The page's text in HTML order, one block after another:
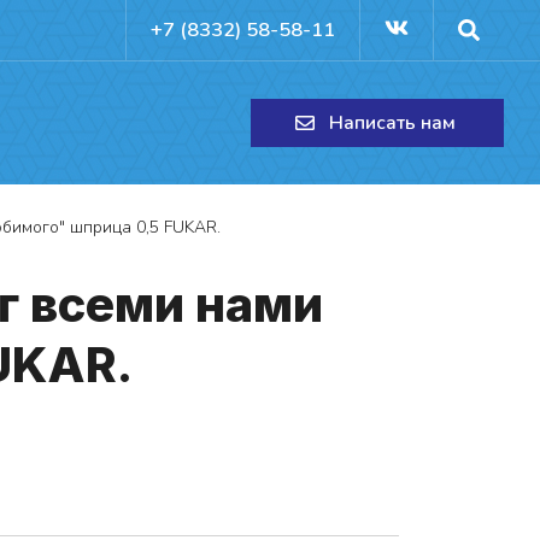
+7 (8332) 58-58-11
Написать нам
шприца 0,5 FUKAR.
все­ми на­ми